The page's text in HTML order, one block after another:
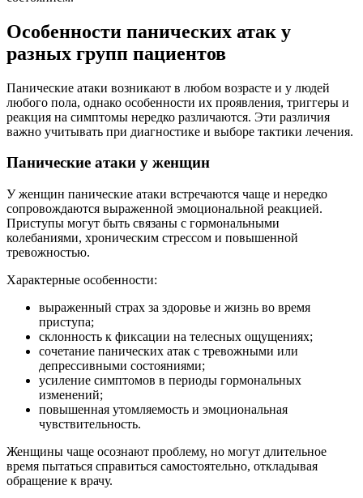
Особенности панических атак у
разных групп пациентов
Панические атаки возникают в любом возрасте и у людей
любого пола, однако особенности их проявления, триггеры и
реакция на симптомы нередко различаются. Эти различия
важно учитывать при диагностике и выборе тактики лечения.
Панические атаки у женщин
У женщин панические атаки встречаются чаще и нередко
сопровождаются выраженной эмоциональной реакцией.
Приступы могут быть связаны с гормональными
колебаниями, хроническим стрессом и повышенной
тревожностью.
Характерные особенности:
выраженный страх за здоровье и жизнь во время
приступа;
склонность к фиксации на телесных ощущениях;
сочетание панических атак с тревожными или
депрессивными состояниями;
усиление симптомов в периоды гормональных
изменений;
повышенная утомляемость и эмоциональная
чувствительность.
Женщины чаще осознают проблему, но могут длительное
время пытаться справиться самостоятельно, откладывая
обращение к врачу.